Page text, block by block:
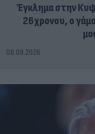
Έγκλημα στην
26χρονου, ο
08.08.2026